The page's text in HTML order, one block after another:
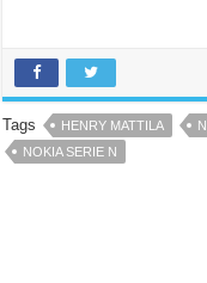
Tags HENRY MATTILA
NOKIA SERIE N